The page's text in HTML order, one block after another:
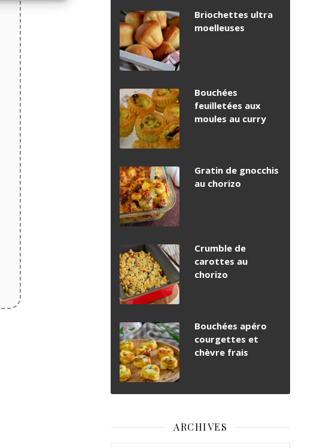
Briochettes ultra
moelleuses
Bouchées
feuilletées aux
moules au curry
Gratin de gnocchis
au chorizo
Crumble de
carottes au
chorizo
Bouchées apéro
courgettes et
chèvre frais
ARCHIVES